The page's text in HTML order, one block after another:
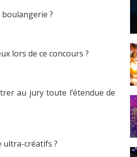
?
lors de ce concours ?
au jury toute l’étendue de
ultra-créatifs ?